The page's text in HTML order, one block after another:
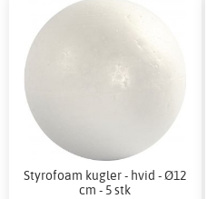
Styrofoam kugler - hvid - Ø12
cm - 5 stk